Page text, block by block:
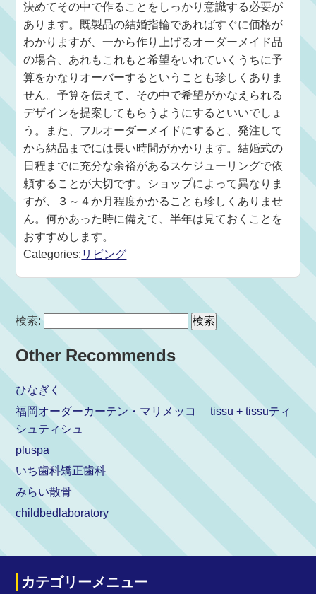
決めてその中で作ることをしっかり意識する必要が
あります。既製品の結婚指輪であればすぐに価格が
わかりますが、一から作り上げるオーダーメイド品
の場合、あれもこれもと希望をいれていくうちに予
算をかなりオーバーするということも珍しくありま
せん。予算を伝えて、その中で希望がかなえられる
デザインを提案してもらうようにするといいでしょ
う。また、フルオーダーメイドにすると、発注して
から納品までには長い時間がかかります。結婚式の
日程までに充分な余裕があるスケジューリングで依
頼することが大切です。ショップによって異なりま
すが、３～４か月程度かかることも珍しくありませ
ん。何かあった時に備えて、半年は見ておくことを
おすすめします。
Categories: リビング
検索:
Other Recommends
ひなぎく
福岡オーダーカーテン・マリメッコ tissu + tissuティ
シュティシュ
pluspa
いち歯科矯正歯科
みらい散骨
childbedlaboratory
カテゴリーメニュー